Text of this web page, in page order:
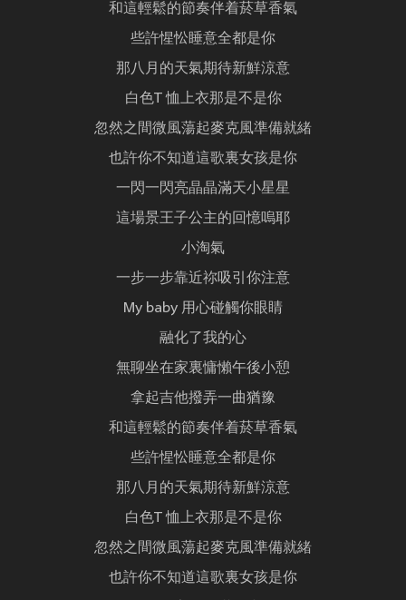
和這輕鬆的節奏伴着菸草香氣
些許惺忪睡意全都是你
那八月的天氣期待新鮮涼意
白色T 恤上衣那是不是你
忽然之間微風蕩起麥克風準備就緒
也許你不知道這歌裏女孩是你
一閃一閃亮晶晶滿天小星星
這場景王子公主的回憶嗚耶
小淘氣
一步一步靠近祢吸引你注意
My baby 用心碰觸你眼睛
融化了我的心
無聊坐在家裏慵懶午後小憩
拿起吉他撥弄一曲猶豫
和這輕鬆的節奏伴着菸草香氣
些許惺忪睡意全都是你
那八月的天氣期待新鮮涼意
白色T 恤上衣那是不是你
忽然之間微風蕩起麥克風準備就緒
也許你不知道這歌裏女孩是你